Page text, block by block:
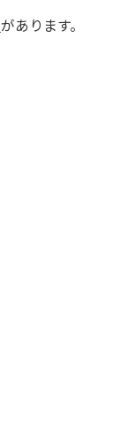
があります。